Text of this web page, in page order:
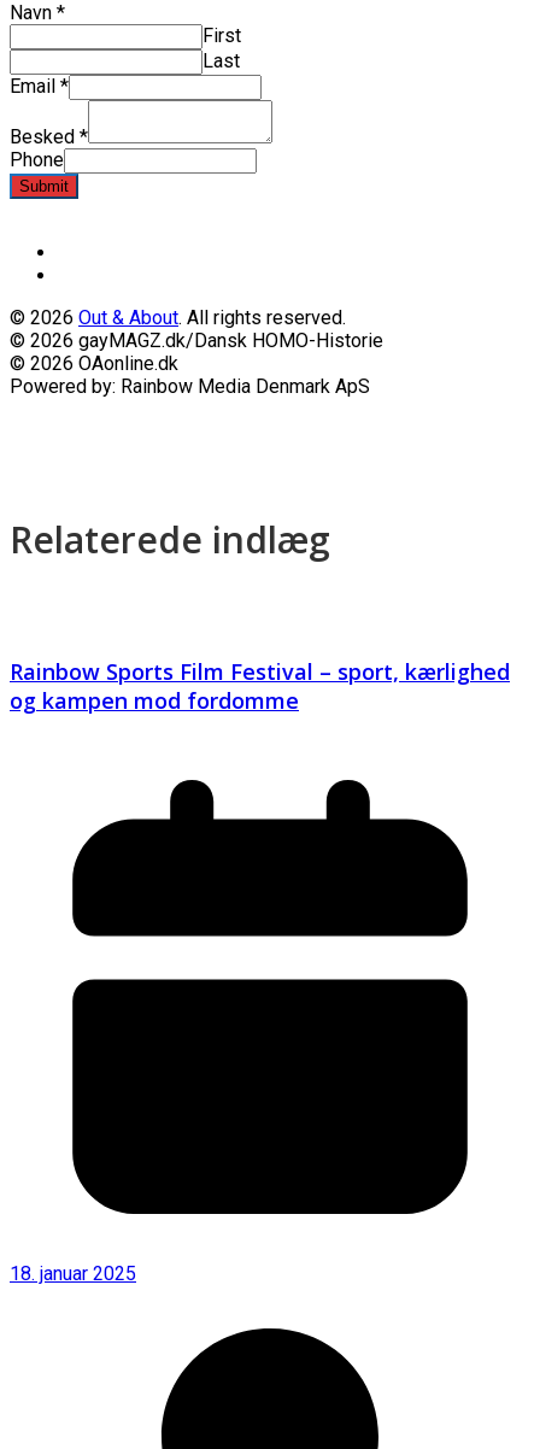
Navn *
First
Last
Email *
Besked *
Phone
Submit
© 2026 Out & About. All rights reserved.
© 2026 gayMAGZ.dk/Dansk HOMO-Historie
© 2026 OAonline.dk
Powered by: Rainbow Media Denmark ApS
Relaterede indlæg
Rainbow Sports Film Festival – sport, kærlighed
og kampen mod fordomme
18. januar 2025